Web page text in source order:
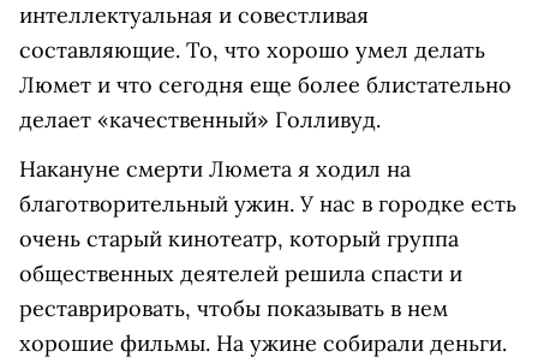
интеллектуальная и совестливая
составляющие. То, что хорошо умел делать
Люмет и что сегодня еще более блистательно
делает «качественный» Голливуд.
Накануне смерти Люмета я ходил на
благотворительный ужин. У нас в городке есть
очень старый кинотеатр, который группа
общественных деятелей решила спасти и
реставрировать, чтобы показывать в нем
хорошие фильмы. На ужине собирали деньги.